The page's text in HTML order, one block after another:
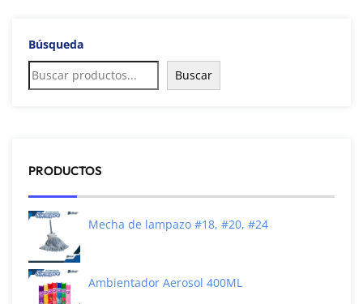
Búsqueda
Buscar
PRODUCTOS
Mecha de lampazo #18, #20, #24
Ambientador Aerosol 400ML